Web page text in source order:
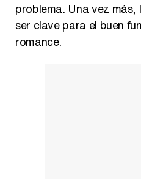
problema. Una vez
ser clave para el buen
romance.